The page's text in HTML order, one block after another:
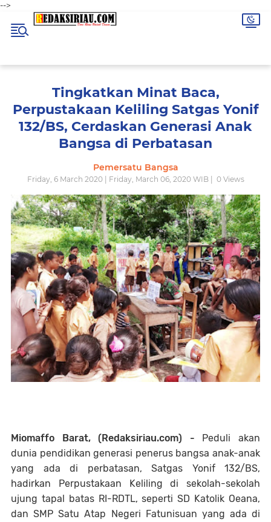
-->
Tingkatkan Minat Baca,
Perpustakaan Keliling Satgas Yonif
132/BS, Cerdaskan Generasi Anak
Bangsa di Perbatasan
Pemersatu Bangsa
Friday, 6 March 2020 | Friday, March 06, 2020 WIB | 0Views
Miomaffo Barat, (Redaksiriau.com) - Peduli akan
dunia pendidikan generasi penerus bangsa anak-anak
yang ada di perbatasan, Satgas Yonif 132/BS,
hadirkan Perpustakaan Keliling di sekolah-sekolah
ujung tapal batas RI-RDTL, seperti SD Katolik Oeana,
dan SMP Satu Atap Negeri Fatunisuan yang ada di